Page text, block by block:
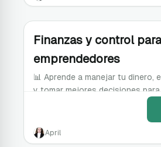
Finanzas y control para
emprendedores
📊 Aprende a manejar tu dinero,
y tomar mejores decisiones
y profesionalmente con
April